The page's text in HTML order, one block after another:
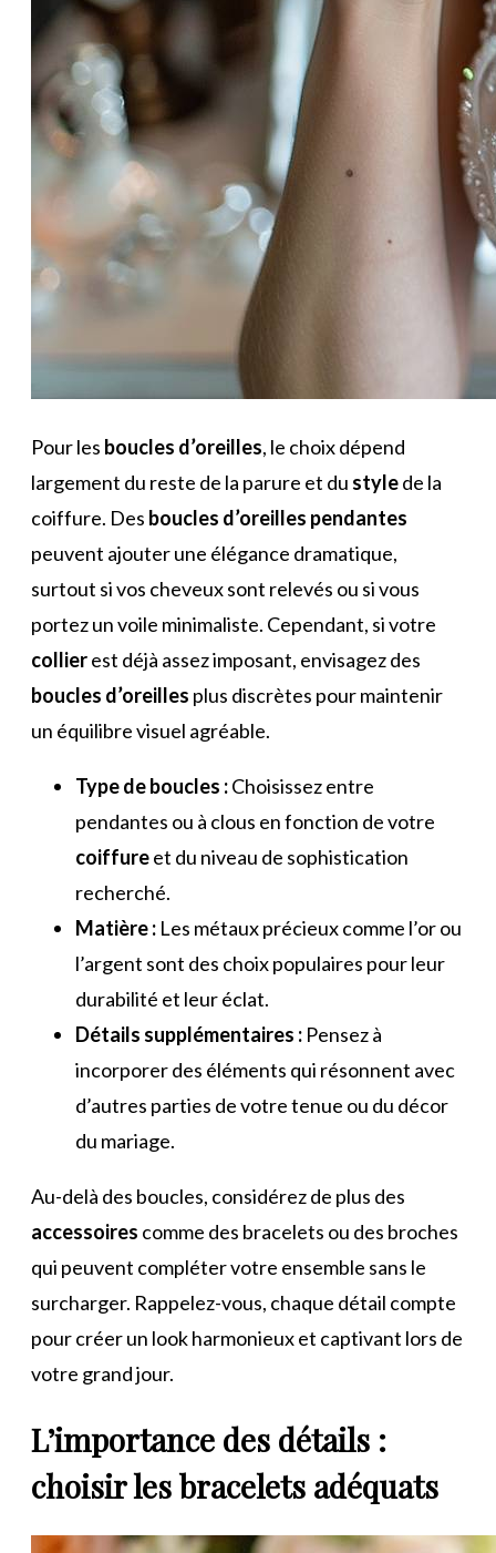
Pour les boucles d’oreilles, le choix dépend
largement du reste de la parure et du stylede la
coiffure. Des boucles d’oreilles pendantes
peuvent ajouter une élégance dramatique,
surtout si vos cheveux sont relevés ou si vous
portez un voile minimaliste. Cependant, si votre
collierest déjà assez imposant, envisagez des
boucles d’oreilles plus discrètes pour maintenir
un équilibre visuel agréable.
Type de boucles :Choisissez entre
pendantes ou à clous en fonction de votre
coiffureet du niveau de sophistication
recherché.
Matière : Les métaux précieux comme l’or ou
l’argent sont des choix populaires pour leur
durabilité et leur éclat.
Détails supplémentaires : Pensez à
incorporer des éléments qui résonnent avec
d’autres parties de votre tenue ou du décor
du mariage.
Au-delà des boucles, considérez de plus des
accessoires comme des bracelets ou des broches
qui peuvent compléter votre ensemble sans le
surcharger. Rappelez-vous, chaque détail compte
pour créer un look harmonieux et captivant lors de
votre grand jour.
L’importance des détails :
choisir les bracelets adéquats